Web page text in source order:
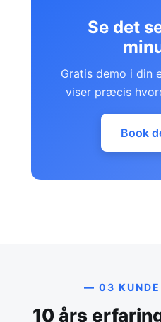
Se det
Gratis demo i din
viser præcis
Book
— 03
10 års